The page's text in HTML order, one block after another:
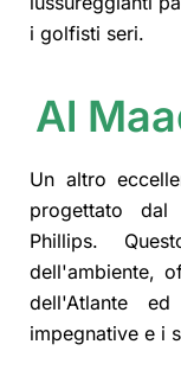
i golfisti seri.
Al
Un altro
progettato
Phillips.
dell'ambiente,
dell'Atlante
impegnative e i